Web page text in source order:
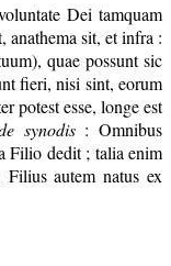
Dei tamquam
sit, et infra :
quae possunt sic
fieri, nisi sint, eorum
potest esse, longe est
synodis : Omnibus
Filio dedit ; talia enim
autem natus ex